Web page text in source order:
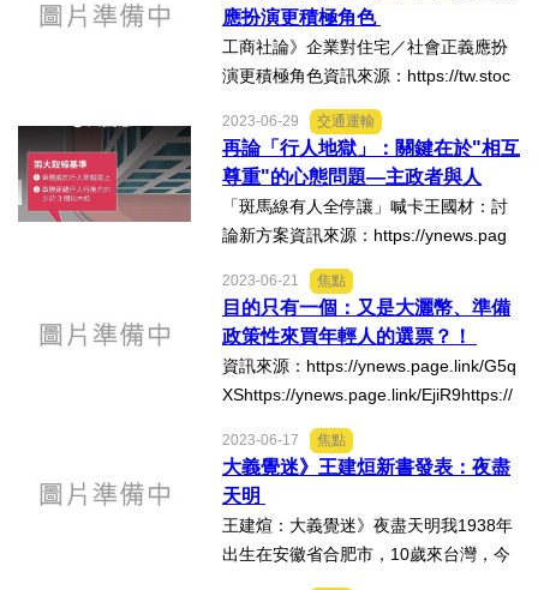
能源
應扮演更積極角色
工商社論》企業對住宅／社會正義應扮
演更積極角色資訊來源：https://tw.stoc
5%95%86%E7%A4%BE%E8%AB%96-
%E4%BC%81%E6%A5%AD%E5%B0%
8D%E4%BD%8F%E5%AE%85-%E7%
A4%BE%E6%9C%83%E6%...
2023-06-29 交通運輸
再論「行人地獄」：關鍵在於"相互
尊重"的心態問題—主政者與人
民！
「斑馬線有人全停讓」喊卡王國材：討
論新方案資訊來源：https://ynews.pag
於"相互尊重"的心態問題！1、中央與地
方掌握權力的主政者、他的心中是否
真...
2023-06-21 焦點
目的只有一個：又是大灑幣、準備
政策性來買年輕人的選票？！
資訊來源：https://ynews.page.link/G5q
XShttps://ynews.page.link/EjiR9https://
gory/183027/post/202306210028/民眾
黨營批賴清德「私大補助學費⋯」明顯
政策買票...
2023-06-17 焦點
大義覺迷》王建烜新書發表：夜盡
天明
王建煊：大義覺迷》夜盡天明我1938年
出生在安徽省合肥市，10歲來台灣，今